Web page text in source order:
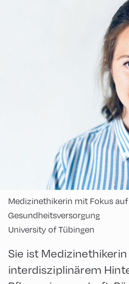
Medizinethikerin mit Fokus
Gesundheitsversorgung
University of Tübingen
Sie ist
interdisziplinärem